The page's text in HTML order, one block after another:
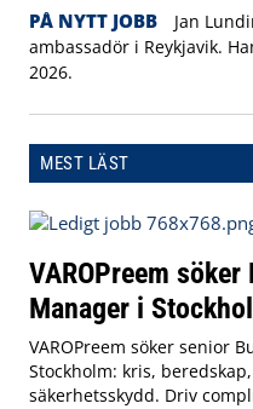
PÅ NYTT JOBB
Jan
ambassadör i Reykjavik.
2026.
MEST LÄST
VAROPreem
Manager i
VAROPreem söker senior
Stockholm: kris,
säkerhetsskydd. Driv